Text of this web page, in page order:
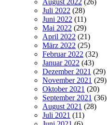
August 2022 (26)
Juli 2022 (28)
Juni 2022 (11)
Mai 2022 (29)
April 2022 (21)
März 2022 (25)
Februar 2022 (32)
Januar 2022 (43)
Dezember 2021 (29)
November 2021 (29)
Oktober 2021 (20)
September 2021 (36)
August 2021 (28)
Juli 2021 (11)